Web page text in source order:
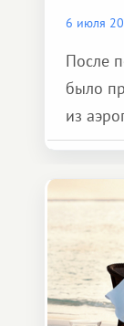
6 июля
После
было
из
и